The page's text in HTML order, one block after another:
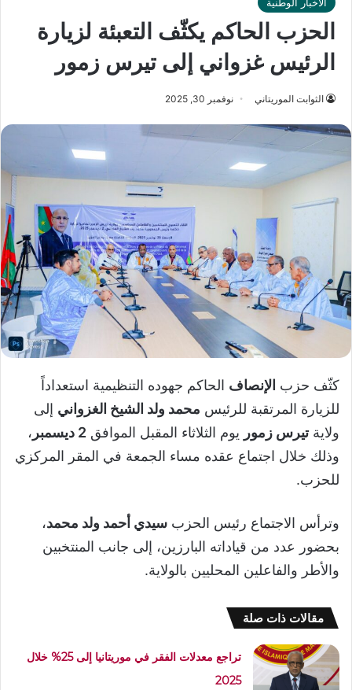
الحزب الحاكم يكثّف التعبئة لزيارة
الرئيس غزواني إلى تيرس زمور
الثوابت الموريتاني نوفمبر 30, 2025
كثّف حزب الإنصاف الحاكم جهوده التنظيمية استعداداً
للزيارة المرتقبة للرئيس محمد ولد الشيخ الغزواني إلى
ولايةتيرس زمور يوم الثلاثاء المقبل الموافق 2 ديسمبر
،
وذلك خلال اجتماع عقده مساء الجمعة في المقر المركزي
للحزب.
وترأس الاجتماع رئيس الحزب سيدي أحمد ولد محمد،
بحضور عدد من قياداته البارزين، إلى جانب المنتخبين
والأطر والفاعلين المحليين بالولاية.
مقالات ذات صلة
تراجع معدلات الفقر في موريتانيا إلى 25% خلال
2025